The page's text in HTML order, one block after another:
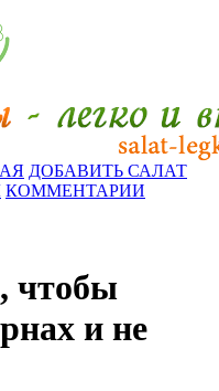
ДОБАВИТЬ САЛАТ
КОММЕНТАРИИ
чтобы
и не